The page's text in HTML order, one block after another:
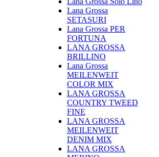
Lana Grossa
SETASURI
Lana Grossa PER
FORTUNA
LANA GROSSA
BRILLINO
Lana Grossa
MEILENWEIT
COLOR MIX
LANA GROSSA
COUNTRY TWEED
FINE
LANA GROSSA
MEILENWEIT
DENIM MIX
LANA GROSSA